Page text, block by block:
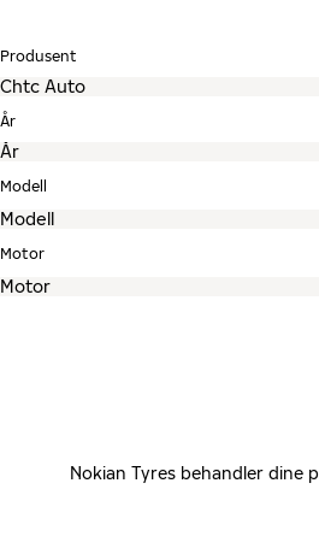
Produsent
År
Modell
Motor
Nokian Tyres behandler dine